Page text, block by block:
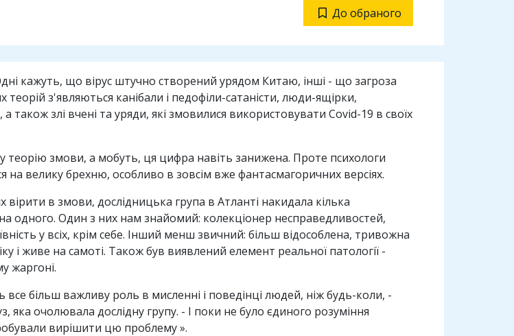
До обраного
кажуть, що вірус штучно створений урядом Китаю, інші - що загроза
з'являються канібали і педофіли-сатаністи, люди-ящірки,
також злі вчені та уряди, які змовилися використовувати Covid-19 в своїх
теорію змови, а мобуть, ця цифра навіть занижена. Проте психологи
велику брехню, особливо в зовсім вже фантасмагоричних версіях.
в змови, дослідницька група в Атланті накидала кілька
одного. Один з них нам знайомий: колекціонер несправедливостей,
у всіх, крім себе. Інший менш звичний: більш відособлена, тривожна
і живе на самоті. Також був виявлений елемент реальної патології -
жаргоні.
все більш важливу роль в мисленні і поведінці людей, ніж будь-коли, -
яка очолювала дослідну групу. - І поки не було єдиного розуміння
вирішити цю проблему ».